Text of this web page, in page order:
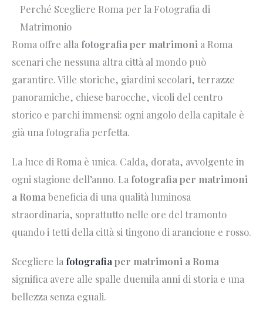
Perché Scegliere Roma per la Fotografia di
Matrimonio
Roma offre alla fotografia per matrimoni a Roma
scenari che nessuna altra città al mondo può
garantire. Ville storiche, giardini secolari, terrazze
panoramiche, chiese barocche, vicoli del centro
storico e parchi immensi: ogni angolo della capitale è
già una fotografia perfetta.
La luce di Roma è unica. Calda, dorata, avvolgente in
ogni stagione dell’anno. La fotografia per matrimoni
a Roma beneficia di una qualità luminosa
straordinaria, soprattutto nelle ore del tramonto
quando i tetti della città si tingono di arancione e rosso.
Scegliere la fotografia per matrimoni a Roma
significa avere alle spalle duemila anni di storia e una
bellezza senza eguali.